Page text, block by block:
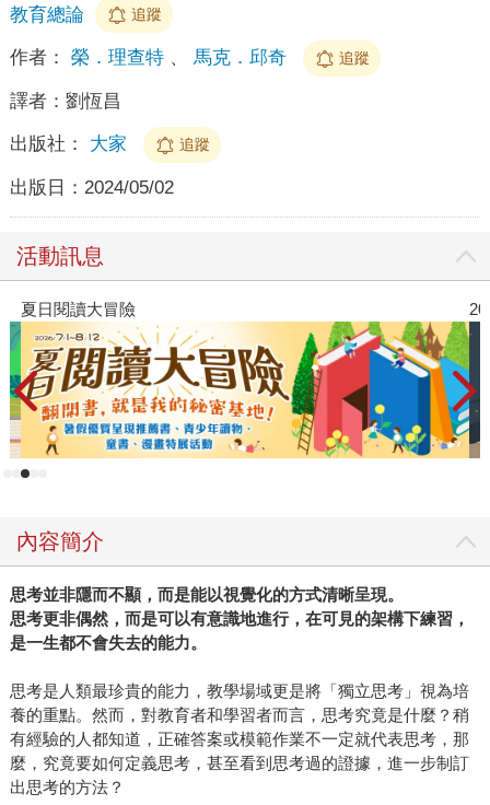
教育總論
追蹤
作者： 榮．理查特、 馬克．邱奇 追蹤
譯者： 劉恆昌
出版社： 大家 追蹤
出版日： 2024/05/02
活動訊息
2026年8月金石堂強力推薦
內容簡介
思考並非隱而不顯，而是能以視覺化的方式清晰呈現。
思考更非偶然，而是可以有意識地進行，在可見的架構下練習，
是一生都不會失去的能力。
思考是人類最珍貴的能力，教學場域更是將「獨立思考」視為培
養的重點。然而，對教育者和學習者而言，思考究竟是什麼？稍
有經驗的人都知道，正確答案或模範作業不一定就代表思考，那
麼，究竟要如何定義思考，甚至看到思考過的證據，進一步制訂
出思考的方法？